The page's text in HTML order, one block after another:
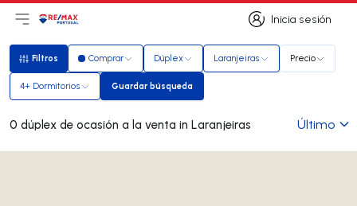
Inicia sesión
Inicia sesión
Abrir el menú principal
Logotipo
Filtros
Filtros Comprar Dúplex Laranjeiras Precio
4+ Dormitorios Guardar búsqueda
Guardar búsqueda
0 dúplex de ocasión a la venta in Laranjeiras Último